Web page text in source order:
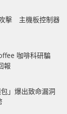
擊 主機板控制器
咖啡科研騙
報
」爆出致命漏洞